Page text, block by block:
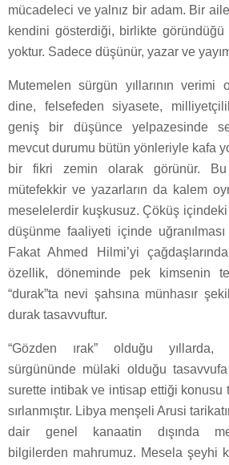
mücadeleci ve yalnız bir adam. Bir aile
kendini gösterdiği, birlikte göründüğü
yoktur. Sadece düşünür, yazar ve
Mutemelen sürgün yıllarının verimi
dine, felsefeden siyasete,
geniş bir düşünce yelpazesinde
mevcut durumu bütün yönleriyle kafa
bir fikri zemin olarak görünür. Bu
mütefekkir ve yazarların da kalem
meselelerdir kuşkusuz. Çöküş
düşünme faaliyeti içinde uğranılması
Fakat Ahmed Hilmi’yi
özellik, döneminde pek kimsenin
“durak”ta nevi şahsına münhasır
durak tasavvuftur.
“Gözden ırak” olduğu yıllarda,
sürgününde mülaki olduğu
surette intibak ve intisap ettiği konusu
sırlanmıştır. Libya menşeli Arusi
dair genel kanaatin dışında
bilgilerden mahrumuz. Mesela şeyhi